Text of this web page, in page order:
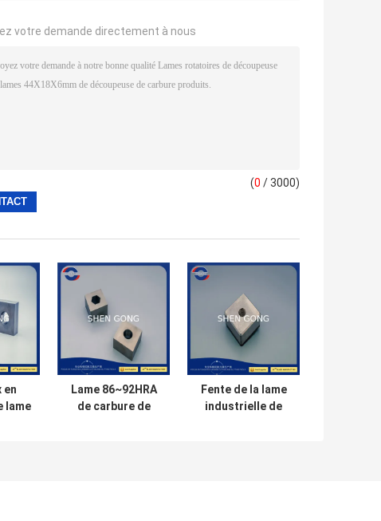
votre demande directement à nous
(0 / 3000)
en
lame
Lame 86~92HRA
de carbure de
Fente de la lame
industrielle de